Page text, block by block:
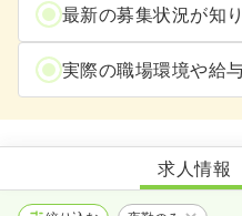
最新の募集状況が知
実際の職場環境や給
介護老人保健
求人情報